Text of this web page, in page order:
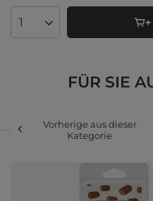
Anzahl der Produkte
FÜR SIE
Vorherige aus dieser
Kategorie